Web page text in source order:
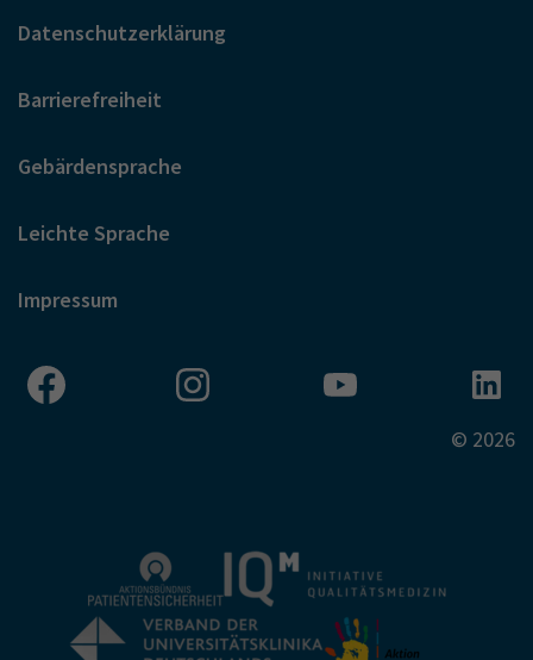
Datenschutzerklärung
Barrierefreiheit
Gebärdensprache
Leichte Sprache
Impressum
© 2026